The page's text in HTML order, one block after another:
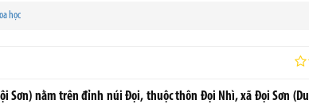
học
Sơn) nằm trên đỉnh núi Đọi, thuộc thôn Đọi Nhì, xã Đọi Sơn